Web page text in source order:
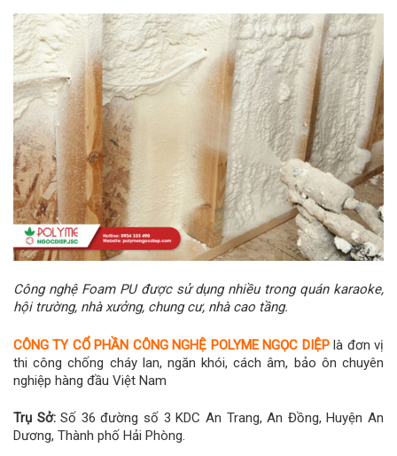
Công nghệ Foam PU được sử dụng nhiều trong quán karaoke,
hội trường, nhà xưởng, chung cư, nhà cao tầng.
CÔNG TY CỔ PHẦN CÔNG NGHỆ POLYME NGỌC DIỆPlà đơn vị
thi công chống cháy lan, ngăn khói, cách âm, bảo ôn chuyên
nghiệp hàng đầu Việt Nam
Trụ Sở:Số 36 đường số 3 KDC An Trang, An Đồng, Huyện An
Dương, Thành phố Hải Phòng.